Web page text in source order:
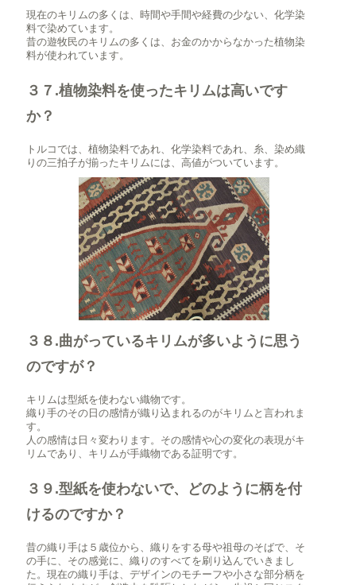
現在のキリムの多くは、時間や手間や経費の少ない、化学染
料で染めています。
昔の遊牧民のキリムの多くは、お金のかからなかった植物染
料が使われています。
３７.植物染料を使ったキリムは高いです
か？
トルコでは、植物染料であれ、化学染料であれ、糸、染め織
りの三拍子が揃ったキリムには、高値がついています。
３８.曲がっているキリムが多いように思う
のですが？
キリムは型紙を使わない織物です。
織り手のその日の感情が織り込まれるのがキリムと言われま
す。
人の感情は日々変わります。その感情や心の変化の表現がキ
リムであり、キリムが手織物である証明です。
３９.型紙を使わないで、どのように柄を付
けるのですか？
昔の織り手は５歳位から、織りをする母や祖母のそばで、そ
の手に、その感覚に、織りのすべてを刷り込んでいきまし
た。現在の織り手は、デザインのモチーフや小さな部分柄を